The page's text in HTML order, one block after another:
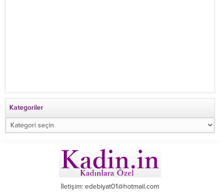
Kategoriler
Kategoriler
İletişim: edebiyat01@hotmail.com